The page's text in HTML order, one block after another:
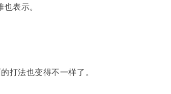
表示。
打法也变得不一样了。